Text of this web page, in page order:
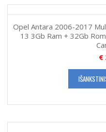
Opel Antara 2006-2017
13 3Gb Ram + 32Gb
€